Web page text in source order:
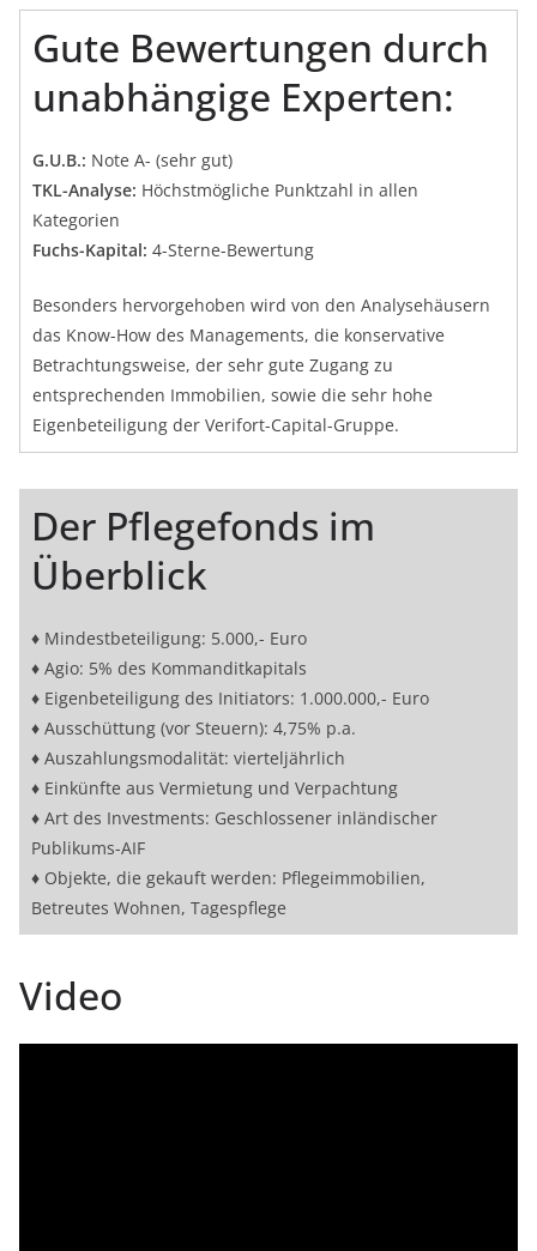
Gute Bewertungen durch
unabhängige Experten:
G.U.B.: Note A- (sehr gut)
TKL-Analyse: Höchstmögliche Punktzahl in allen
Kategorien
Fuchs-Kapital: 4-Sterne-Bewertung
Besonders hervorgehoben wird von den Analysehäusern
das Know-How des Managements, die konservative
Betrachtungsweise, der sehr gute Zugang zu
entsprechenden Immobilien, sowie die sehr hohe
Eigenbeteiligung der Verifort-Capital-Gruppe.
Der Pflegefonds im
Überblick
♦ Mindestbeteiligung: 5.000,- Euro
♦ Agio: 5% des Kommanditkapitals
♦ Eigenbeteiligung des Initiators: 1.000.000,- Euro
♦ Ausschüttung (vor Steuern): 4,75% p.a.
♦ Auszahlungsmodalität: vierteljährlich
♦ Einkünfte aus Vermietung und Verpachtung
♦ Art des Investments: Geschlossener inländischer
Publikums-AIF
♦ Objekte, die gekauft werden: Pflegeimmobilien,
Betreutes Wohnen, Tagespflege
Video